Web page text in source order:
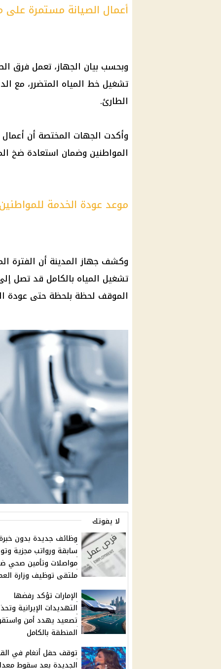
أعمال الصيانة مستمرة على
وبحسب بيان الجهاز، تعمل فرق
تشغيل خط المياه المتضرر، مع
الطارئ.
وأكدت الجهات المختصة أن أعمال
المواطنين وضمان استعادة ضخ
موعد عودة الخدمة
وكشف جهاز المدينة أن الفترة
الموقف لحظة بلحظة حتى عودة
لا يفوتك
وظائف جديدة بدون
سابقة ورواتب مجزية
مواصلات وتأمين صحي
ملتقى توظيف وزارة
الإمارات تؤكد رفضها
التهديدات الإيرانية
تصعيد يهدد أمن
المنطقة بالكامل
توقف حفل أنغام في
الجديدة بعد سقوط